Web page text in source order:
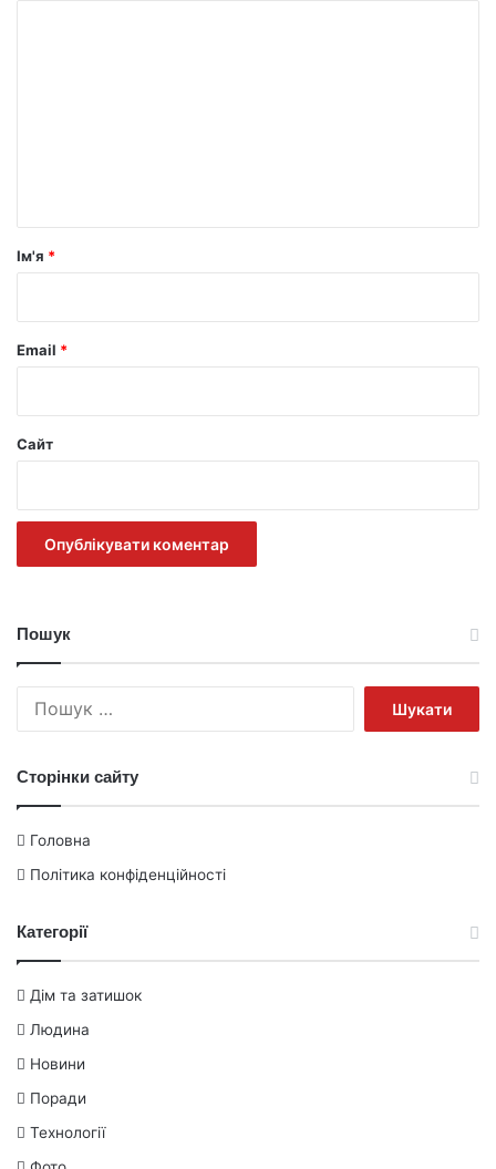
рІм'я *
Email *
Сайт
Пошук
Сторінки сайту
Головна
Політика конфіденційності
Категорії
Дім та затишок
Людина
Новини
Поради
Технології